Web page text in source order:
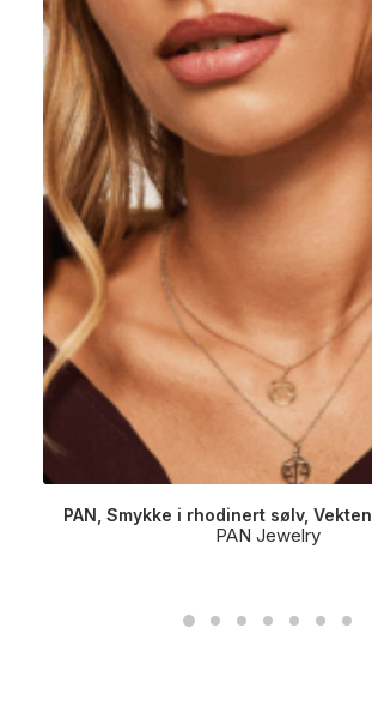
PAN, Smykke i rhodinert sølv, Vekten
PAN Jewelry